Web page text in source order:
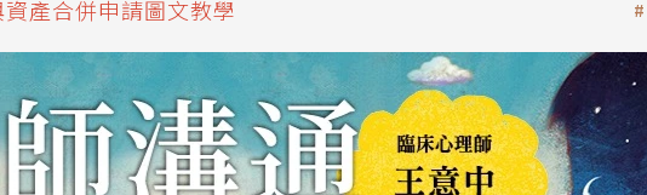
合併結果查詢
開通申請